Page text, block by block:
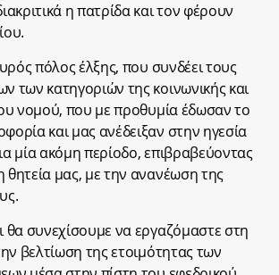
η πατρίδα και τον φέρουν
πόλος έλξης, που συνδέει τους
των κατηγοριών της κοινωνικής και
νομού, που με προθυμία έδωσαν το
και μας ανέδειξαν στην ηγεσία
μία ακόμη περίοδο, επιβραβεύοντας
μας, με την ανανέωση της
θα συνεχίσουμε να εργαζόμαστε στη
βελτίωση της ετοιμότητας των